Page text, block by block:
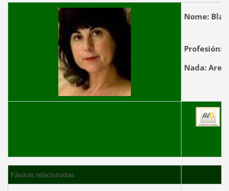
Nome:
Profesión:
Nada:
Páxinas relacionadas